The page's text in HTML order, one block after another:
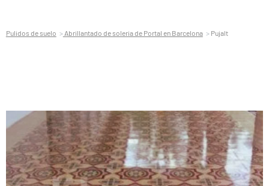
Pulidos de suelo Abrillantado de soleria de Portal en Barcelona Pujalt